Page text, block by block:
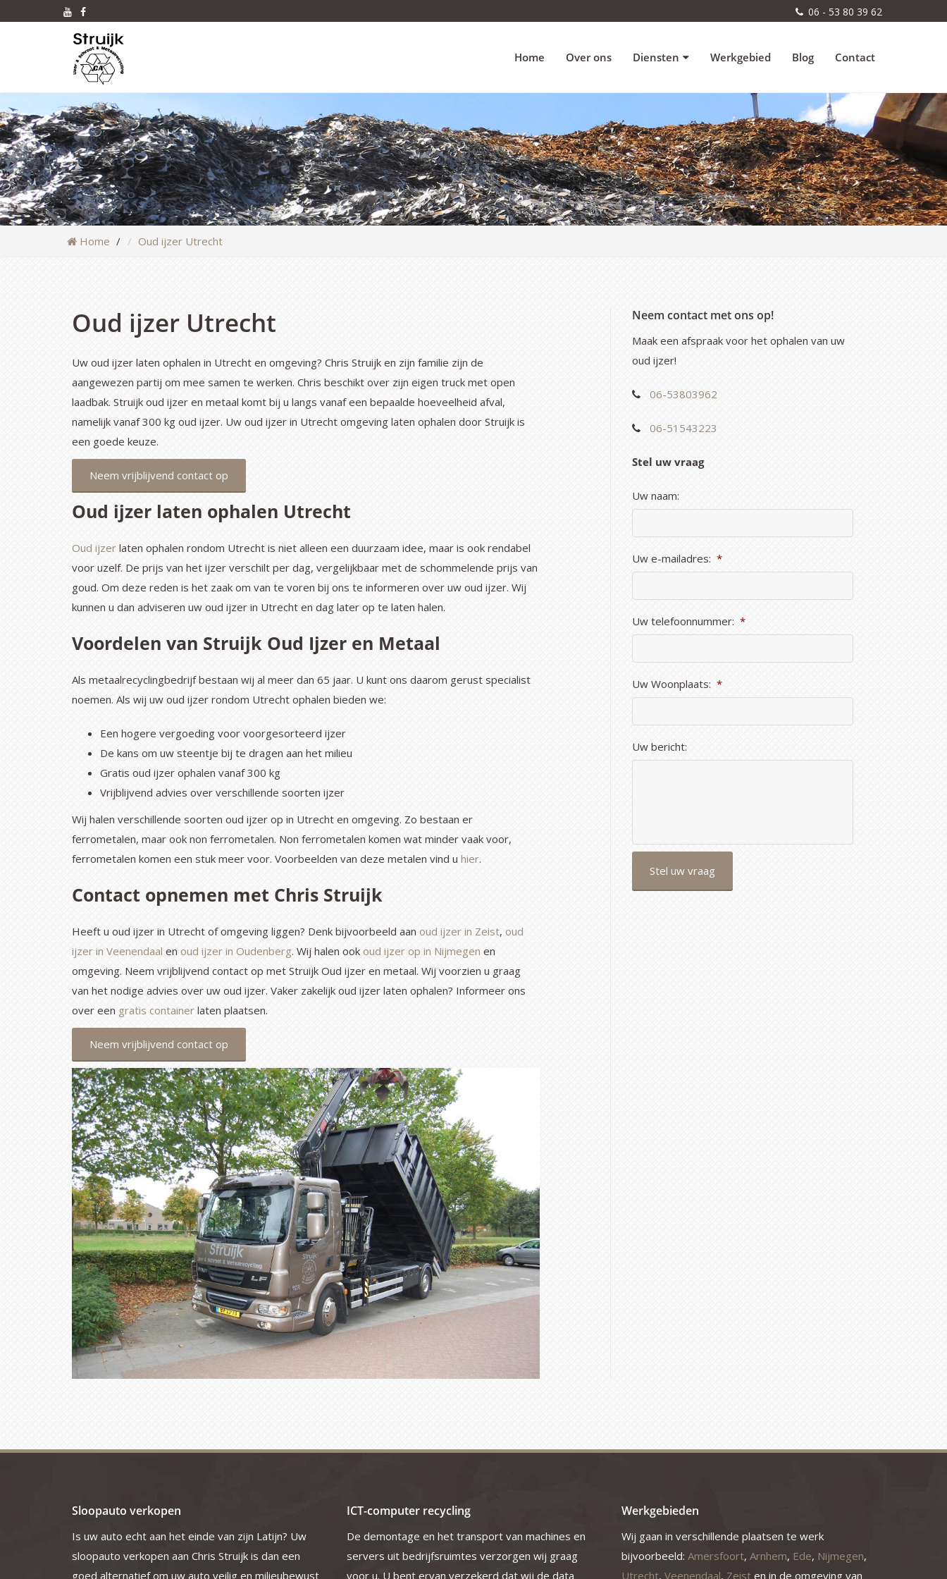
06 - 53 80 39 62
Home Over ons Diensten Werkgebied Blog Contact
Home Oud ijzer Utrecht
Oud ijzer Utrecht
Uw oud ijzer laten ophalen in Utrecht en omgeving? Chris Struijk en zijn familie zijn de
aangewezen partij om mee samen te werken. Chris beschikt over zijn eigen truck met open
laadbak. Struijk oud ijzer en metaal komt bij u langs vanaf een bepaalde hoeveelheid afval,
namelijk vanaf 300 kg oud ijzer. Uw oud ijzer in Utrecht omgeving laten ophalen door Struijk is
een goede keuze.
Neem vrijblijvend contact op
Oud ijzer laten ophalen Utrecht
Oud ijzer laten ophalen rondom Utrecht is niet alleen een duurzaam idee, maar is ook rendabel
voor uzelf. De prijs van het ijzer verschilt per dag, vergelijkbaar met de schommelende prijs van
goud. Om deze reden is het zaak om van te voren bij ons te informeren over uw oud ijzer. Wij
kunnen u dan adviseren uw oud ijzer in Utrecht en dag later op te laten halen.
Voordelen van Struijk Oud Ijzer en Metaal
Als metaalrecyclingbedrijf bestaan wij al meer dan 65 jaar. U kunt ons daarom gerust specialist
noemen. Als wij uw oud ijzer rondom Utrecht ophalen bieden we:
Een hogere vergoeding voor voorgesorteerd ijzer
De kans om uw steentje bij te dragen aan het milieu
Gratis oud ijzer ophalen vanaf 300 kg
Vrijblijvend advies over verschillende soorten ijzer
Wij halen verschillende soorten oud ijzer op in Utrecht en omgeving. Zo bestaan er
ferrometalen, maar ook non ferrometalen. Non ferrometalen komen wat minder vaak voor,
ferrometalen komen een stuk meer voor. Voorbeelden van deze metalen vind u hier.
Contact opnemen met Chris Struijk
Heeft u oud ijzer in Utrecht of omgeving liggen? Denk bijvoorbeeld aan oud ijzer in Zeist, oud
ijzer in Veenendaal en oud ijzer in Oudenberg. Wij halen ook oud ijzer op in Nijmegen en
omgeving. Neem vrijblijvend contact op met Struijk Oud ijzer en metaal. Wij voorzien u graag
van het nodige advies over uw oud ijzer. Vaker zakelijk oud ijzer laten ophalen? Informeer ons
over een gratis container laten plaatsen.
Neem vrijblijvend contact op
Neem contact met ons op!
Maak een afspraak voor het ophalen van uw
oud ijzer!
06-53803962
06-51543223
Stel uw vraag
Uw naam:
Uw e-mailadres: *
Uw telefoonnummer: *
Uw Woonplaats: *
Uw bericht:
Sloopauto verkopen
Is uw auto echt aan het einde van zijn Latijn? Uw
sloopauto verkopen aan Chris Struijk is dan een
goed alternatief om uw auto veilig en milieubewust
ICT-computer recycling
De demontage en het transport van machines en
servers uit bedrijfsruimtes verzorgen wij graag
voor u. U bent ervan verzekerd dat wij de data
Werkgebieden
Wij gaan in verschillende plaatsen te werk
bijvoorbeeld: Amersfoort, Arnhem, Ede, Nijmegen,
Utrecht, Veenendaal, Zeist en in de omgeving van